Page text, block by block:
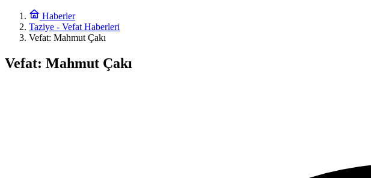
Haberler
Taziye - Vefat Haberleri
Vefat: Mahmut Çakı
Vefat: Mahmut Çakı